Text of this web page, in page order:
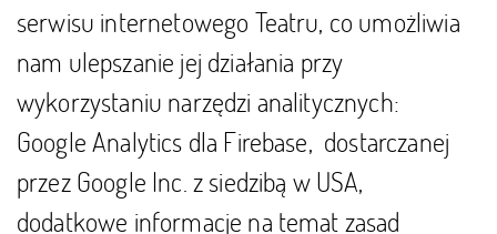
serwisu internetowego Teatru, co umożliwia
nam ulepszanie jej działania przy
wykorzystaniu narzędzi analitycznych:
Google Analytics dla Firebase, dostarczanej
przez Google Inc. z siedzibą w USA,
dodatkowe informacje na temat zasad